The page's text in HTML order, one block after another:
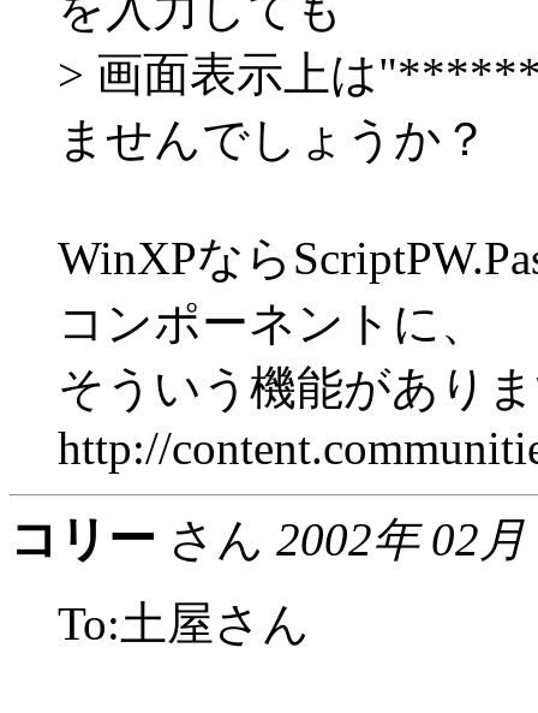
> 画面表示上は
ませんでしょうか？
WinXPなら
コンポーネントに、
そういう機能があり
http://
コリー さん 2002年 02
To:土屋さん